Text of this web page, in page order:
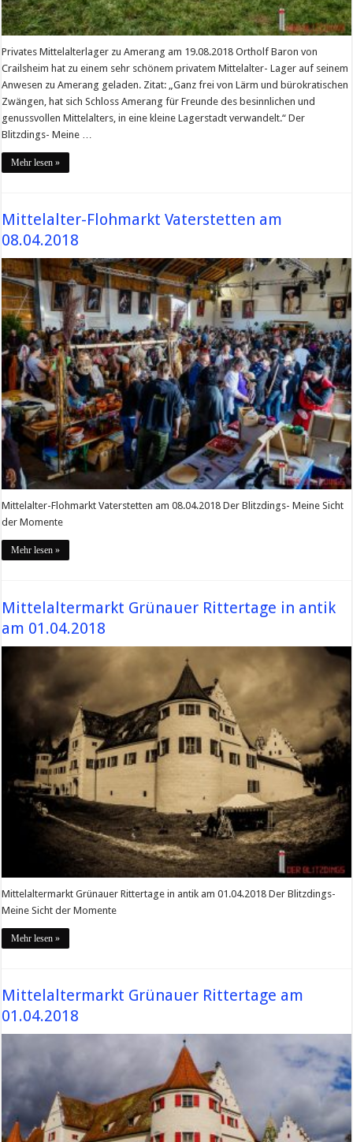
Privates Mittelalterlager zu Amerang am 19.08.2018 Ortholf Baron von
Crailsheim hat zu einem sehr schönem privatem Mittelalter- Lager auf seinem
Anwesen zu Amerang geladen. Zitat: „Ganz frei von Lärm und bürokratischen
Zwängen, hat sich Schloss Amerang für Freunde des besinnlichen und
genussvollen Mittelalters, in eine kleine Lagerstadt verwandelt.“ Der
Blitzdings- Meine …
Mehr lesen »
Mittelalter-Flohmarkt Vaterstetten am
08.04.2018
Mittelalter-Flohmarkt Vaterstetten am 08.04.2018 Der Blitzdings- Meine Sicht
der Momente
Mehr lesen »
Mittelaltermarkt Grünauer Rittertage in antik
am 01.04.2018
Mittelaltermarkt Grünauer Rittertage in antik am 01.04.2018 Der Blitzdings-
Meine Sicht der Momente
Mehr lesen »
Mittelaltermarkt Grünauer Rittertage am
01.04.2018